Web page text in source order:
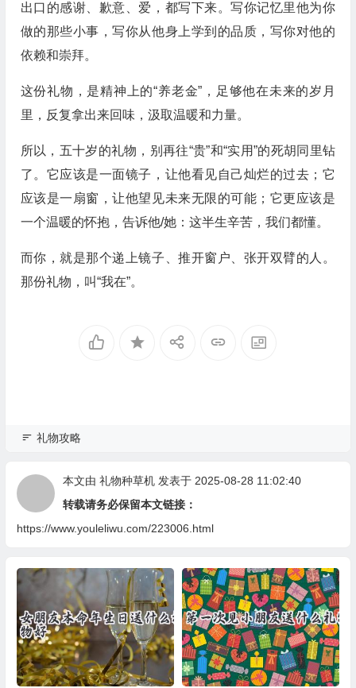
出口的感谢、歉意、爱，都写下来。写你记忆里他为你
做的那些小事，写你从他身上学到的品质，写你对他的
依赖和崇拜。
这份礼物，是精神上的“养老金”，足够他在未来的岁月
里，反复拿出来回味，汲取温暖和力量。
所以，五十岁的礼物，别再往“贵”和“实用”的死胡同里钻
了。它应该是一面镜子，让他看见自己灿烂的过去；它
应该是一扇窗，让他望见未来无限的可能；它更应该是
一个温暖的怀抱，告诉他/她：这半生辛苦，我们都懂。
而你，就是那个递上镜子、推开窗户、张开双臂的人。
那份礼物，叫“我在”。
礼物攻略
本文由 礼物种草机发表于 2025-08-28 11:02:40
转载请务必保留本文链接：
https://www.youleliwu.com/223006.html